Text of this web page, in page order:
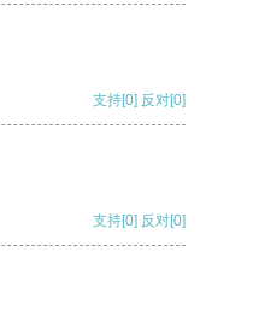
支持[0] 反对[0]
支持[0] 反对[0]